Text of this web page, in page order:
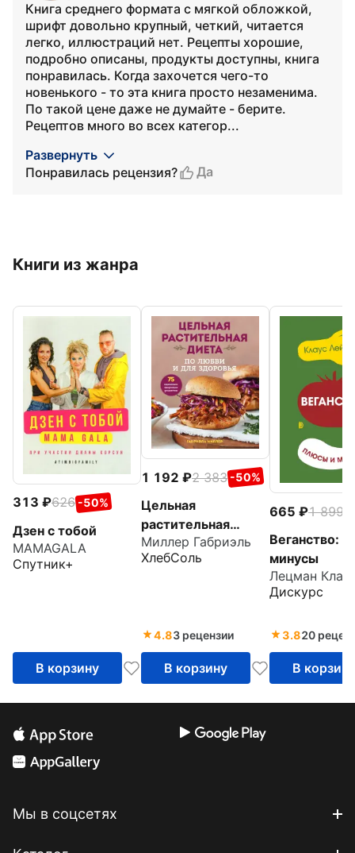
Книга среднего формата с мягкой обложкой,
шрифт довольно крупный, четкий, читается
легко, иллюстраций нет. Рецепты хорошие,
подробно описаны, продукты доступны, книга
понравилась. Когда захочется чего-то
новенького - то эта книга просто незаменима.
По такой цене даже не думайте - берите.
Рецептов много во всех категор...
Развернуть
Понравилась рецензия?
Да
Книги из жанра
313 626 -50%
Дзен с тобой
MAMAGALA
Спутник+
В корзину
1 192 2 383 -50%
Цельная
растительная
диета. По любви и
для здоровья. 75
Миллер Габриэль
ХлебСоль
4.83 рецензии
В корзину
665 1 899
Веганство:
минусы
Лецман
Дискурс
3.820
В корзину
Мы в соцсетях